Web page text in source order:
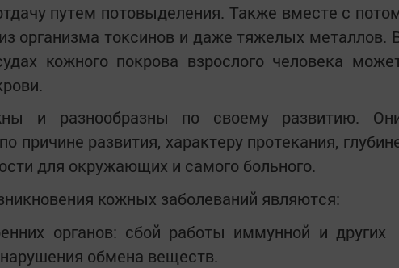
путем потовыделения. Также вместе с
организма токсинов и даже тяжелых металлов.
кожного покрова взрослого человека
и разнообразны по своему развитию.
причине развития, характеру протекания,
для окружающих и самого больного.
кожных заболеваний являются:
органов: сбой работы иммунной и других
обмена веществ.